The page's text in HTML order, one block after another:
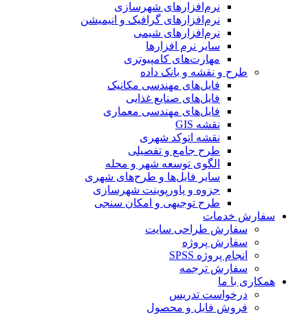
نرم‌افزارهای شهرسازی
نرم‌افزارهای گرافیک و انیمیشن
نرم‌افزارهای شیمی
سایر نرم افزارها
مهارت‌های کامپیوتری
طرح و نقشه و بانک داده
فایل‌های مهندسی مکانیک
فایل‌های صنایع غذایی
فایل‌های مهندسی معماری
نقشه GIS
نقشه اتوکد شهری
طرح جامع و تفصیلی
الگوی توسعه شهر و محله
سایر فایل‌ها و طرح‌های شهری
جزوه و پاورپوینت شهرسازی
طرح توجیهی و امکان سنجی
سفارش خدمات
سفارش طراحی سایت
سفارش پروژه
انجام پروژه SPSS
سفارش ترجمه
همکاری با ما
درخواست تدریس
فروش فایل و محصول